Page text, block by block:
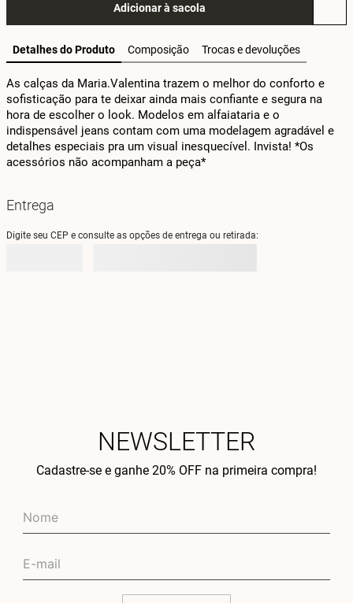
Adicionar à sacola
Detalhes do Produto Composição Trocas e devoluções
As calças da Maria.Valentina trazem o melhor do conforto e
sofisticação para te deixar ainda mais confiante e segura na
hora de escolher o look. Modelos em alfaiataria e o
indispensável jeans contam com uma modelagem agradável e
detalhes especiais pra um visual inesquecível. Invista! *Os
acessórios não acompanham a peça*
Entrega
Digite seu CEP e consulte as opções de entrega ou retirada:
NEWSLETTER
Cadastre-se e ganhe 20% OFF na primeira compra!